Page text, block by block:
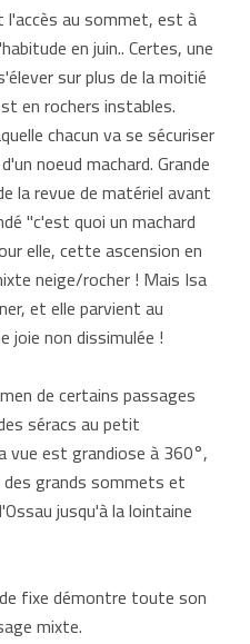
au sommet, est à
en juin.. Certes, une
sur plus de la moitié
en rochers instables.
chacun va se sécuriser
noeud machard. Grande
la revue de matériel avant
"c'est quoi un machard
elle, cette ascension en
neige/rocher ! Mais Isa
et elle parvient au
joie non dissimulée !
de certains passages
séracs au petit
vue est grandiose à 360°,
grands sommets et
jusqu'à la lointaine
fixe démontre toute son
mixte.